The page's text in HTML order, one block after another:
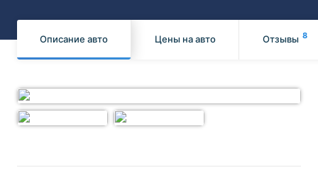
Описание авто Цены на авто Отзывы 8